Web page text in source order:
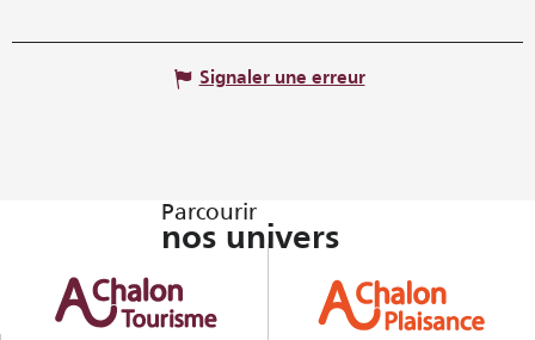
Signaler une erreur
Parcourir
nos univers